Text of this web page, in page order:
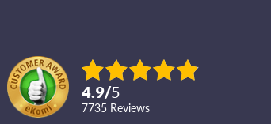
4.9/5
7735 reviews